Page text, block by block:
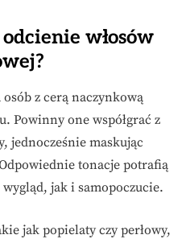
włosów
z cerą naczynkową
Powinny one współgrać z
jednocześnie maskując
tonacje potrafią
jak i samopoczucie.
jak popielaty czy perłowy,